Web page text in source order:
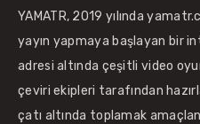
YAMATR, 2019 yılında
yayın yapmaya başlayan bir
adresi altında çeşitli video
çeviri ekipleri tarafından
çatı altında toplamak